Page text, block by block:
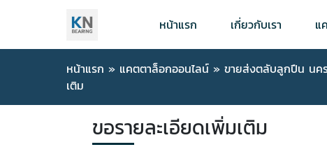
หน้าแรก เกี่ยวกับเรา แ
หน้าแรก » แคตตาล็อกออนไลน์ » ขายส่งตลับลูกปืน นค
เติม
ขอรายละเอียดเพิ่มเติม